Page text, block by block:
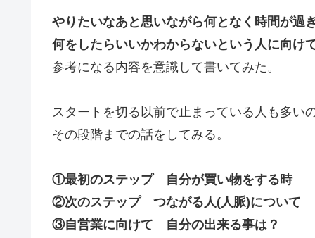
やりたいなあと思いながら何となく時間が過
何をしたらいいかわからないという人に向けて
参考になる内容を意識して書いてみた。
スタートを切る以前で止まっている人も多いの
その段階までの話をしてみる。
①最初のステップ 自分が買い物をする時
②次のステップ つながる人(人脈)について
③自営業に向けて 自分の出来る事は？